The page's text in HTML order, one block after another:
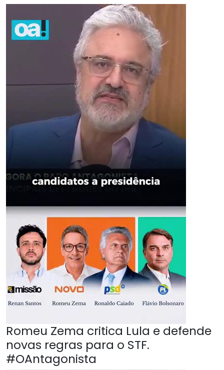
Romeu Zema critica Lula e defende
novas regras para o STF.
#OAntagonista